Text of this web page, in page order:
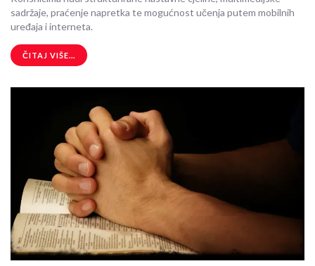
sadržaje, praćenje napretka te mogućnost učenja putem mobilnih
uređaja i interneta.
ČITAJ VIŠE...